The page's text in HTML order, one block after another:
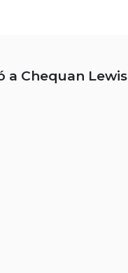
a Chequan Lewis